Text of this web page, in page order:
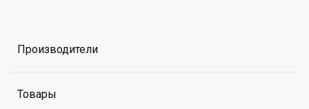
Производители
Товары